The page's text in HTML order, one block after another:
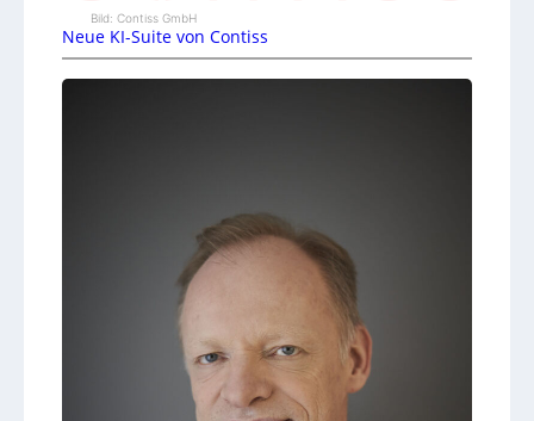
Bild: Contiss GmbH
Neue KI-Suite von Contiss